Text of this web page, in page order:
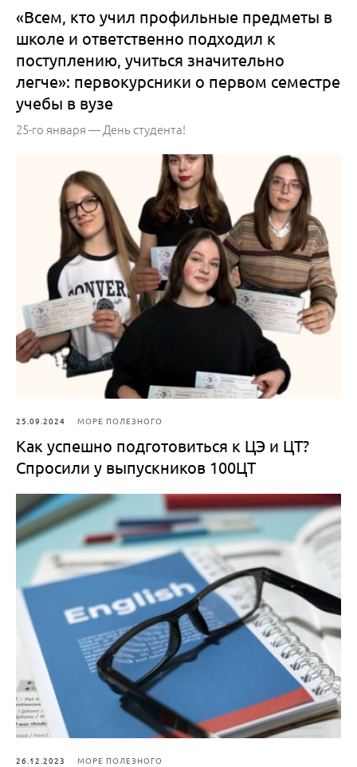
«Всем, кто учил профильные предметы в
школе и ответственно подходил к
поступлению, учиться значительно
легче»: первокурсники о первом семестре
учебы в вузе
25-го января — День студента!
25.09.2024 МОРЕ ПОЛЕЗНОГО
Как успешно подготовиться к ЦЭ и ЦТ?
Спросили у выпускников 100ЦТ
26.12.2023 МОРЕ ПОЛЕЗНОГО